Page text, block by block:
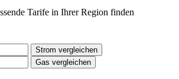
Tarife in Ihrer Region finden
Strom vergleichen
Gas vergleichen